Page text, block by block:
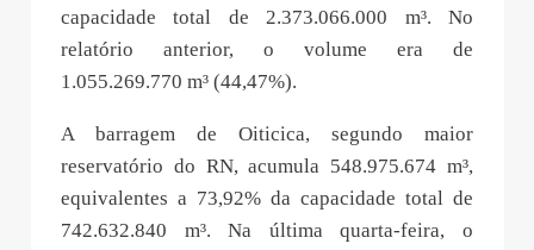
capacidade total de 2.373.066.000 m³. No
relatório anterior, o volume era de
1.055.269.770 m³ (44,47%).
A barragem de Oiticica, segundo maior
reservatório do RN, acumula 548.975.674 m³,
equivalentes a 73,92% da capacidade total de
742.632.840 m³. Na última quarta-feira, o